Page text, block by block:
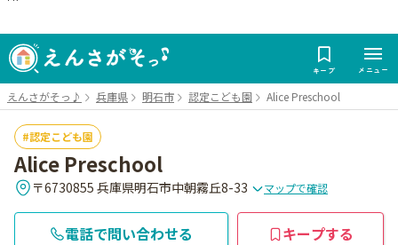
キープ メニュー
えんさがそっ♪ 兵庫県 明石市 認定こども園 Alice Preschool
認定こども園
Alice Preschool
〒6730855 兵庫県明石市中朝霧丘8-33 マップで確認
電話で問い合わせる キープする